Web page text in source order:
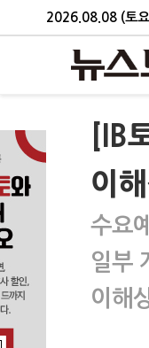
2026.08.08 (토
[IB
이
수요
일부
이해